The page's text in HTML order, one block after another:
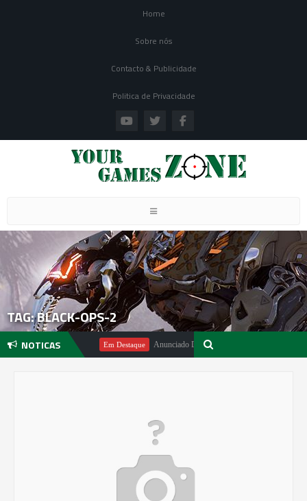
Home
Sobre nós
Contacto & Publicidade
Politica de Privacidade
Toggle navigation
TAG: BLACK-OPS-2
NOTICAS
Pachter Em Destaque Anunciado DualSense The Last of Us Limited